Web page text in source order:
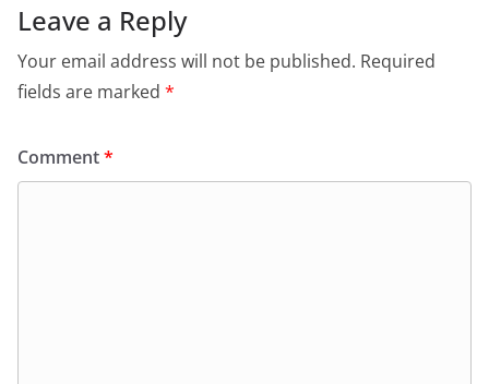
Leave a Reply
Your email address will not be published. Required
fields are marked *
Comment*